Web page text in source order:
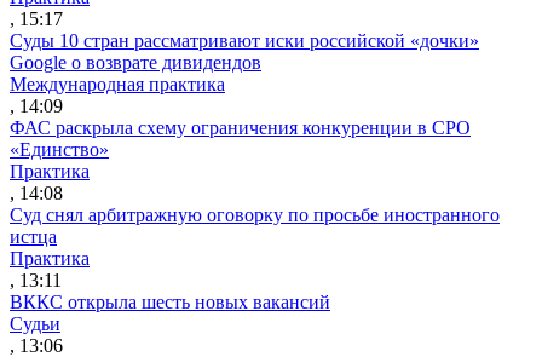
, 15:17
Суды 10 стран рассматривают иски российской «дочки»
Google о возврате дивидендов
Международная практика
, 14:09
ФАС раскрыла схему ограничения конкуренции в СРО
«Единство»
Практика
, 14:08
Суд снял арбитражную оговорку по просьбе иностранного
истца
Практика
, 13:11
ВККС открыла шесть новых вакансий
Судьи
, 13:06